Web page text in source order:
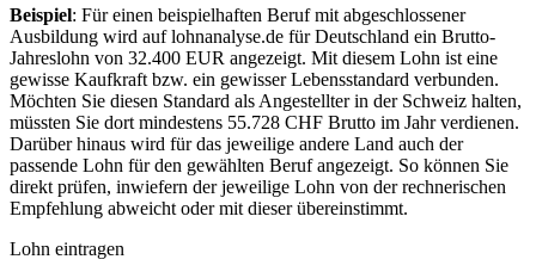
Beispiel: Für einen beispielhaften Beruf mit abgeschlossener
Ausbildung wird auf lohnanalyse.de für Deutschland ein Brutto-
Jahreslohn von 32.400 EUR angezeigt. Mit diesem Lohn ist eine
gewisse Kaufkraft bzw. ein gewisser Lebensstandard verbunden.
Möchten Sie diesen Standard als Angestellter in der Schweiz halten,
müssten Sie dort mindestens 55.728 CHF Brutto im Jahr verdienen.
Darüber hinaus wird für das jeweilige andere Land auch der
passende Lohn für den gewählten Beruf angezeigt. So können Sie
direkt prüfen, inwiefern der jeweilige Lohn von der rechnerischen
Empfehlung abweicht oder mit dieser übereinstimmt.
Lohn eintragen